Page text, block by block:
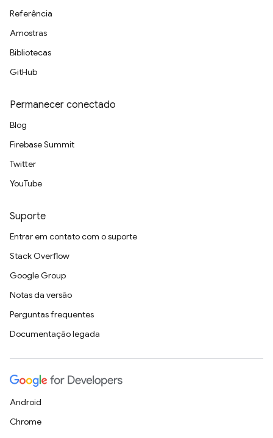
Referência
Amostras
Bibliotecas
GitHub
Permanecer conectado
Blog
Firebase Summit
Twitter
YouTube
Suporte
Entrar em contato com o suporte
Stack Overflow
Google Group
Notas da versão
Perguntas frequentes
Documentação legada
Android
Chrome